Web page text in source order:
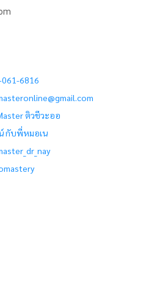
6816
ติวชีวะออ
กับพี่หมอเน